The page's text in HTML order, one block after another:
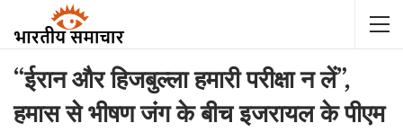
“ईरान और हिजबुल्ला हमारी परीक्षा न लें”,
हमास से भीषण जंग के बीच इजरायल के पीएम